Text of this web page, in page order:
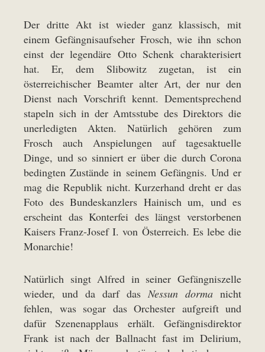
Der dritte Akt ist wieder ganz klassisch, mit
einem Gefängnisaufseher Frosch, wie ihn schon
einst der legendäre Otto Schenk charakterisiert
hat. Er, dem Slibowitz zugetan, ist ein
österreichischer Beamter alter Art, der nur den
Dienst nach Vorschrift kennt. Dementsprechend
stapeln sich in der Amtsstube des Direktors die
unerledigten Akten. Natürlich gehören zum
Frosch auch Anspielungen auf tagesaktuelle
Dinge, und so sinniert er über die durch Corona
bedingten Zustände in seinem Gefängnis. Und er
mag die Republik nicht. Kurzerhand dreht er das
Foto des Bundeskanzlers Hainisch um, und es
erscheint das Konterfei des längst verstorbenen
Kaisers Franz-Josef I. von Österreich. Es lebe die
Monarchie!
Natürlich singt Alfred in seiner Gefängniszelle
wieder, und da darf das Nessun dorma nicht
fehlen, was sogar das Orchester aufgreift und
dafür Szenenapplaus erhält. Gefängnisdirektor
Frank ist nach der Ballnacht fast im Delirium,